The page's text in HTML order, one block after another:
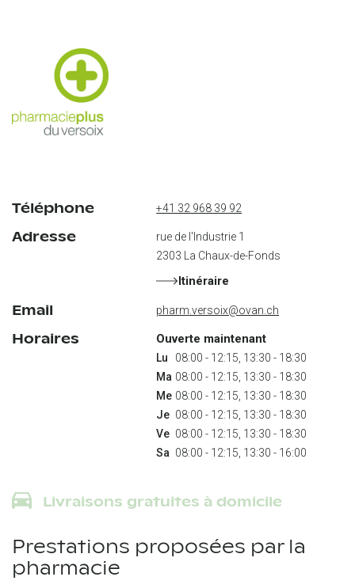
Téléphone +41 32 968 39 92
Adresse
rue de l'Industrie 1
2303
La Chaux-de-Fonds
Itinéraire
Email pharm.versoix@ovan.ch
Horaires Ouverte maintenant
Lu
Ma
Me
Je
Ve
Sa 08:00 - 12:15, 13:30 - 16:00
Livraisons gratuites à domicile
Prestations proposées par la
pharmacie